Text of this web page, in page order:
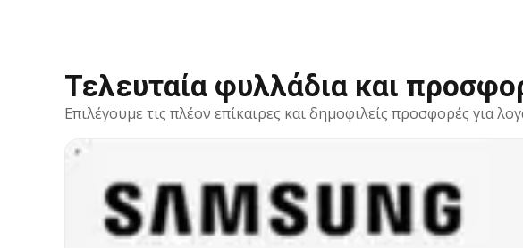
Τελευταία φυλλάδια και
Επιλέγουμε τις πλέον επίκαιρες και δημοφιλείς προσφορές για